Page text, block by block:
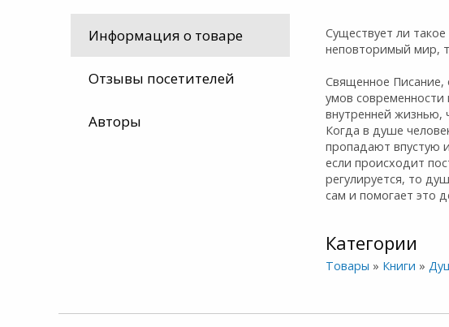
Информация о товаре
Отзывы посетителей
Авторы
Существует ли
неповторимый мир,
Священное
умов
внутренней жизнью,
Когда в душе
пропадают впустую
если происходит
регулируется, то
сам и помогает это
Категории
Товары » Книги »